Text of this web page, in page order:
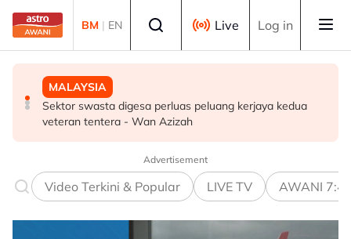
Skip to main content
BM | EN Live Log in
MALAYSIA
Sektor swasta digesa perluas peluang kerjaya kedua
veteran tentera - Wan Azizah
MALAYSIA
PM beri komitmen persempadanan DUN Sarawak, minta
laporan SPR - Fahmi
SUKAN
Final Masters Korea: Eksperimen berjaya, beregu
'scratch pair' negara muncul juara!
Advertisement
Video Terkini & Popular LIVE TV AWANI